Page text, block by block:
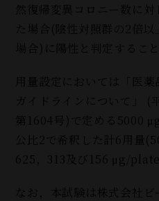
然復帰変異コロニー数に
た場合(陰性対照群の2倍
場合)に陽性と判定すること
用量設定においては「医
ガイドラインについて」 (
第1604号)で定める5000
公比2で希釈した計6用量
625，313及び156 μg/
なお，本試験は株式会社